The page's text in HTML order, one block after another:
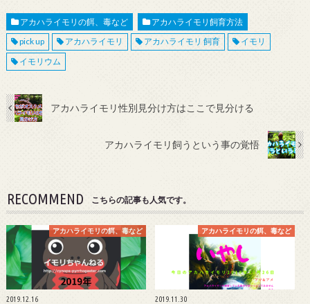
アカハライモリの餌、毒など
アカハライモリ飼育方法
pick up
アカハライモリ アカハライモリ 飼育
イモリ
イモリウム
アカハライモリ性別見分け方はここで見分ける
アカハライモリ飼うという事の覚悟
RECOMMEND こちらの記事も人気です。
アカハライモリの餌、毒など
2019.12.16
アカハライモリの餌、毒など
2019.11.30